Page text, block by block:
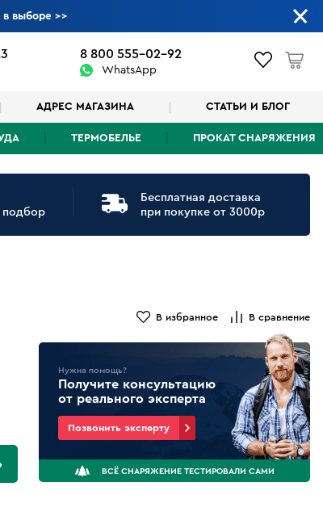
в выборе>>
8 800 555-02-92
WhatsApp
АДРЕС МАГАЗИНА СТАТЬИ И БЛОГ
ТЕРМОБЕЛЬЕ ПРОКАТ СНАРЯЖЕНИЯ
подбор
Бесплатная доставка
при покупке от 3000р
В избранное В сравнение
Нужна помощь?
Получите консультацию
от реального эксперта
Позвонить эксперту
ВСЁ СНАРЯЖЕНИЕ ТЕСТИРОВАЛИ САМИ